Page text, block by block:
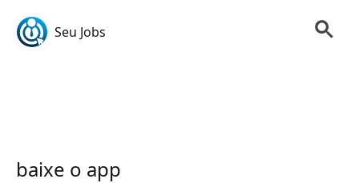
Seu Jobs
baixe o app